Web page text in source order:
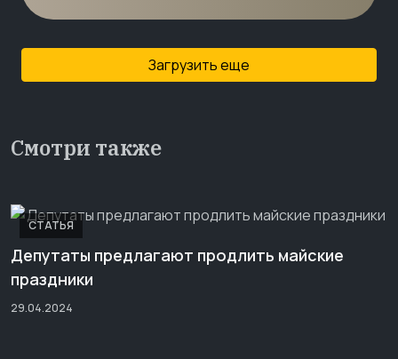
Загрузить еще
Смотри также
СТАТЬЯ
Депутаты предлагают продлить майские
праздники
29.04.2024